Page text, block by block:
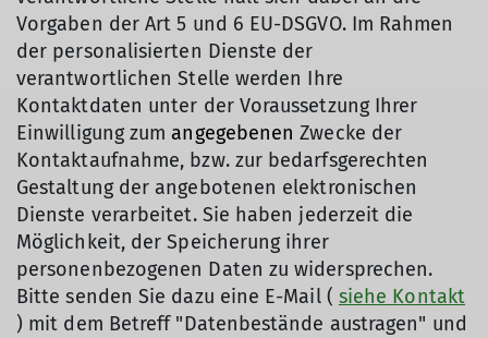
Vorgaben der Art 5 und 6 EU-DSGVO. Im Rahmen
der personalisierten Dienste der
verantwortlichen Stelle werden Ihre
Kontaktdaten unter der Voraussetzung Ihrer
Einwilligung zum angegebenen Zwecke der
Kontaktaufnahme, bzw. zur bedarfsgerechten
Gestaltung der angebotenen elektronischen
Dienste verarbeitet. Sie haben jederzeit die
Möglichkeit, der Speicherung ihrer
personenbezogenen Daten zu widersprechen.
Bitte senden Sie dazu eine E-Mail ( siehe Kontakt
) mit dem Betreff "Datenbestände austragen" und